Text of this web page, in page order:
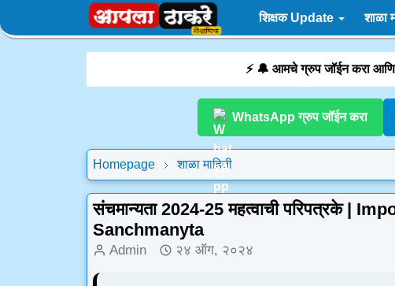
शिक्षक Update शाळा
⚡ 🔔 आमचे ग्रुप जॉईन करा आणि
WhatsApp ग्रुप जॉईन करा
Homepage शाळा माहिती
संचमान्यता 2024-25 महत्वाची परिपत्रके |
Sanchmanyta
Admin २४ ऑग, २०२४